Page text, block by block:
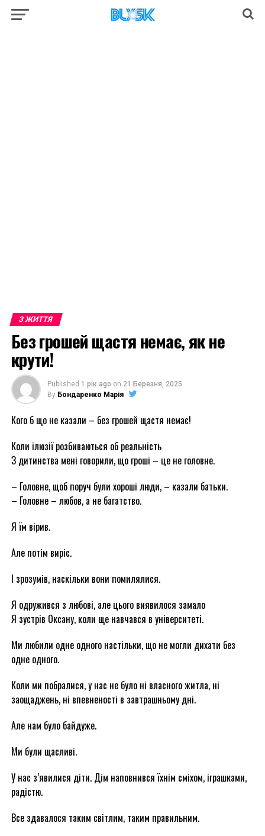
З ЖИТТЯ
Без грошей щастя немає, як не
крути!
Published 1 рік ago on 21 Березня, 2025
By Бондаренко Марія
Кого б що не казали – без грошей щастя немає!
Коли ілюзії розбиваються об реальність
З дитинства мені говорили, що гроші – це не головне.
– Головне, щоб поруч були хороші люди, – казали батьки.
– Головне – любов, а не багатство.
Я їм вірив.
Але потім виріс.
І зрозумів, наскільки вони помилялися.
Я одружився з любові, але цього виявилося замало
Я зустрів Оксану, коли ще навчався в університеті.
Ми любили одне одного настільки, що не могли дихати без
одне одного.
Коли ми побралися, у нас не було ні власного житла, ні
заощаджень, ні впевненості в завтрашньому дні.
Але нам було байдуже.
Ми були щасливі.
У нас з’явилися діти. Дім наповнився їхнім сміхом, іграшками,
радістю.
Все здавалося таким світлим, таким правильним.